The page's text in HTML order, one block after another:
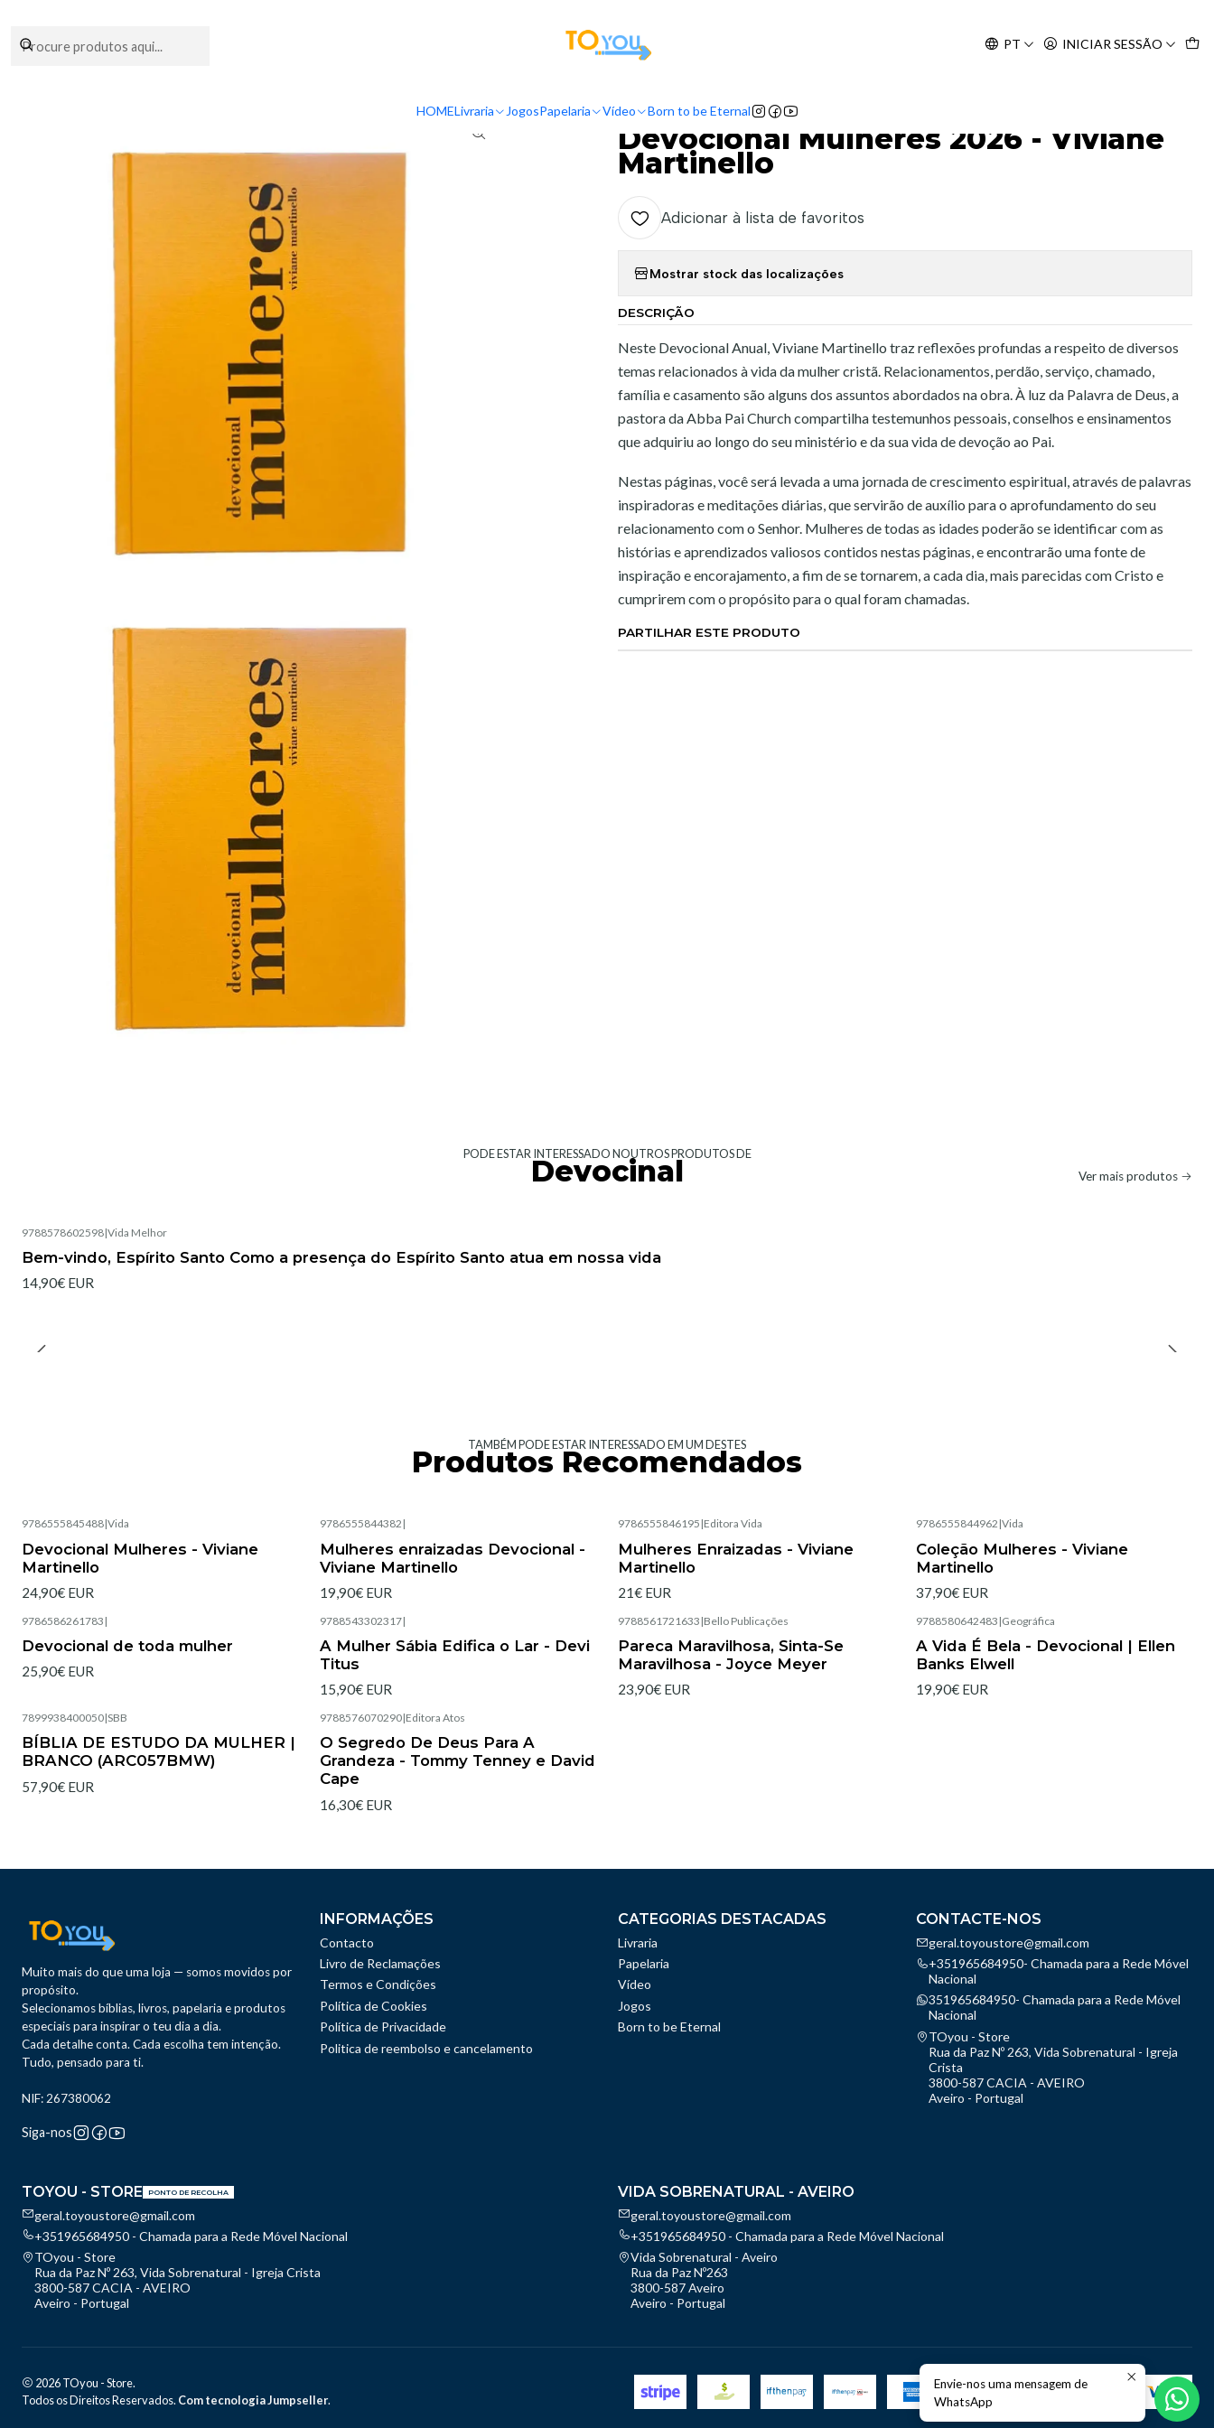
PT INICIAR SESSÃO
HOMELivraria JogosPapelaria Vídeo Born to be Eternal
Devocional Mulheres 2026 - Viviane Martinello
|
Devocional Mulheres 2026 - Viviane
Martinello
Adicionar à lista de favoritos
Mostrar stock das localizações
DESCRIÇÃO
Neste Devocional Anual, Viviane Martinello traz reflexões profundas a respeito de diversos
temas relacionados à vida da mulher cristã. Relacionamentos, perdão, serviço, chamado,
família e casamento são alguns dos assuntos abordados na obra. À luz da Palavra de Deus, a
pastora da Abba Pai Church compartilha testemunhos pessoais, conselhos e ensinamentos
que adquiriu ao longo do seu ministério e da sua vida de devoção ao Pai.
Nestas páginas, você será levada a uma jornada de crescimento espiritual, através de palavras
inspiradoras e meditações diárias, que servirão de auxílio para o aprofundamento do seu
relacionamento com o Senhor. Mulheres de todas as idades poderão se identificar com as
histórias e aprendizados valiosos contidos nestas páginas, e encontrarão uma fonte de
inspiração e encorajamento, a fim de se tornarem, a cada dia, mais parecidas com Cristo e
cumprirem com o propósito para o qual foram chamadas.
PARTILHAR ESTE PRODUTO
PODE ESTAR INTERESSADO NOUTROS PRODUTOS DE
Devocinal Ver mais produtos
9788578602598|Vida Melhor
Bem-vindo, Espírito Santo Como a presença do Espírito Santo atua em nossa vida
14,90€ EUR
TAMBÉM PODE ESTAR INTERESSADO EM UM DESTES
Produtos Recomendados
9786555845488|Vida
Devocional Mulheres - Viviane
Martinello
24,90€ EUR
9786555844382 |
Mulheres enraizadas Devocional -
Viviane Martinello
19,90€ EUR
9786555846195 |Editora Vida
Mulheres Enraizadas - Viviane
Martinello
21€ EUR
9786555844962 |Vida
Coleção Mulheres - Viviane
Martinello
37,90€ EUR
9786586261783 |
Devocional de toda mulher
25,90€ EUR
9788543302317|
A Mulher Sábia Edifica o Lar - Devi
Titus
15,90€ EUR
9788561721633 |Bello Publicações
Pareca Maravilhosa, Sinta-Se
Maravilhosa - Joyce Meyer
23,90€ EUR
Esgotado
9788580642483 |Geográfica
A Vida É Bela - Devocional | Ellen
Banks Elwell
19,90€ EUR
7899938400050|SBB
BÍBLIA DE ESTUDO DA MULHER |
BRANCO (ARC057BMW)
57,90€ EUR
9788576070290|Editora Atos
O Segredo De Deus Para A
Grandeza - Tommy Tenney e David
Cape
16,30€ EUR
Muito mais do que uma loja — somos movidos por
propósito.
Selecionamos bíblias, livros, papelaria e produtos
especiais para inspirar o teu dia a dia.
Cada detalhe conta. Cada escolha tem intenção.
Tudo, pensado para ti.
NIF: 267380062
Siga-nos
INFORMAÇÕES
Contacto
Livro de Reclamações
Termos e Condições
Política de Cookies
Política de Privacidade
Politica de reembolso e cancelamento
CATEGORIAS DESTACADAS
Livraria
Papelaria
Vídeo
Jogos
Born to be Eternal
CONTACTE-NOS
geral.toyoustore@gmail.com
+351965684950- Chamada para a Rede Móvel
Nacional
351965684950- Chamada para a Rede Móvel
Nacional
TOyou - Store
Rua da Paz Nº 263, Vida Sobrenatural - Igreja
Crista
3800-587 CACIA - AVEIRO
Aveiro - Portugal
TOYOU - STORE PONTO DE RECOLHA
geral.toyoustore@gmail.com
+351965684950 - Chamada para a Rede Móvel Nacional
TOyou - Store
Rua da Paz Nº 263, Vida Sobrenatural - Igreja Crista
3800-587 CACIA - AVEIRO
Aveiro - Portugal
VIDA SOBRENATURAL - AVEIRO
geral.toyoustore@gmail.com
+351965684950 - Chamada para a Rede Móvel Nacional
Vida Sobrenatural - Aveiro
Rua da Paz Nº263
3800-587 Aveiro
Aveiro - Portugal
2026 TOyou - Store.
Todos os Direitos Reservados. Com tecnologia Jumpseller.
Envie-nos uma mensagem de
WhatsApp